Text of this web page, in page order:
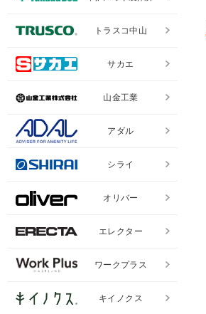
トラスコ中山
サカエ
山金工業
アダル
シライ
オリバー
エレクター
ワークプラス
キイノクス